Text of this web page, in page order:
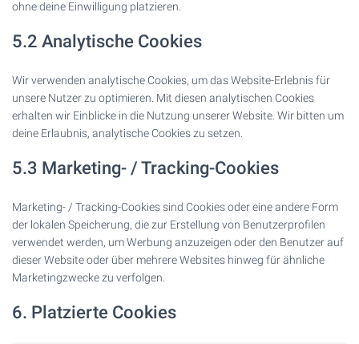
ohne deine Einwilligung platzieren.
5.2 Analytische Cookies
Wir verwenden analytische Cookies, um das Website-Erlebnis für
unsere Nutzer zu optimieren. Mit diesen analytischen Cookies
erhalten wir Einblicke in die Nutzung unserer Website. Wir bitten um
deine Erlaubnis, analytische Cookies zu setzen.
5.3 Marketing- / Tracking-Cookies
Marketing- / Tracking-Cookies sind Cookies oder eine andere Form
der lokalen Speicherung, die zur Erstellung von Benutzerprofilen
verwendet werden, um Werbung anzuzeigen oder den Benutzer auf
dieser Website oder über mehrere Websites hinweg für ähnliche
Marketingzwecke zu verfolgen.
6. Platzierte Cookies